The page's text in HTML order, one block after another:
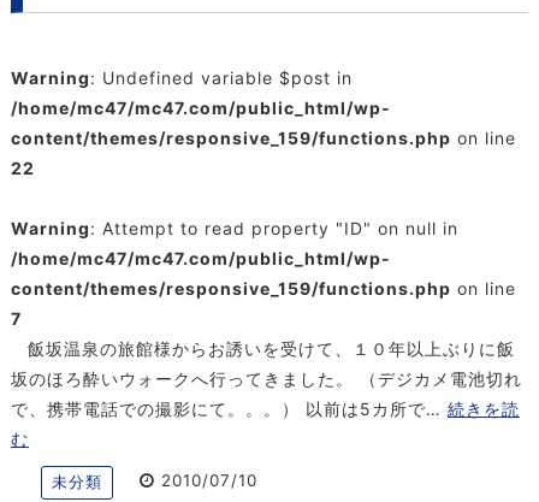
Warning: Undefined variable $post in
/home/mc47/mc47.com/public_html/wp-
content/themes/responsive_159/functions.php on line
22
Warning: Attempt to read property "ID" on null in
/home/mc47/mc47.com/public_html/wp-
content/themes/responsive_159/functions.php on line
7
飯坂温泉の旅館様からお誘いを受けて、１０年以上ぶりに飯
坂のほろ酔いウォークへ行ってきました。 （デジカメ電池切れ
で、携帯電話での撮影にて。。。） 以前は5カ所で… 続きを読
む
未分類 2010/07/10